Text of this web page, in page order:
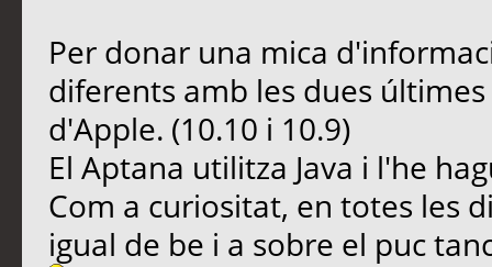
Per donar una mica
diferents amb les dues
d'Apple. (10.10 i 10.9)
El Aptana utilitza Java i l'he
Com a curiositat, en totes les
igual de be i a sobre el puc